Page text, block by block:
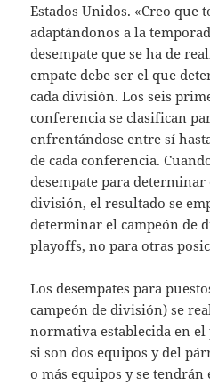
Estados Unidos. «Creo que
adaptándonos a la
desempate que se ha de
empate debe ser el que
cada división. Los seis
conferencia se clasifican
enfrentándose entre sí
de cada conferencia.
desempate para
división, el resultado se
determinar el campeón de
playoffs, no para otras
Los desempates para
campeón de división) se
normativa establecida en
si son dos equipos y del
o más equipos y se tendrán